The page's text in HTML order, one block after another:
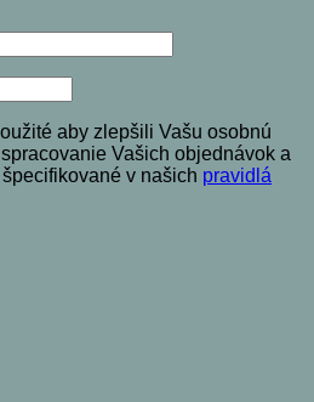
aby zlepšili Vašu osobnú
Vašich objednávok a
v našich pravidlá